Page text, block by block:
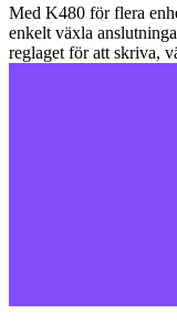
Med K480 för flera
enkelt växla
reglaget för att skriva,